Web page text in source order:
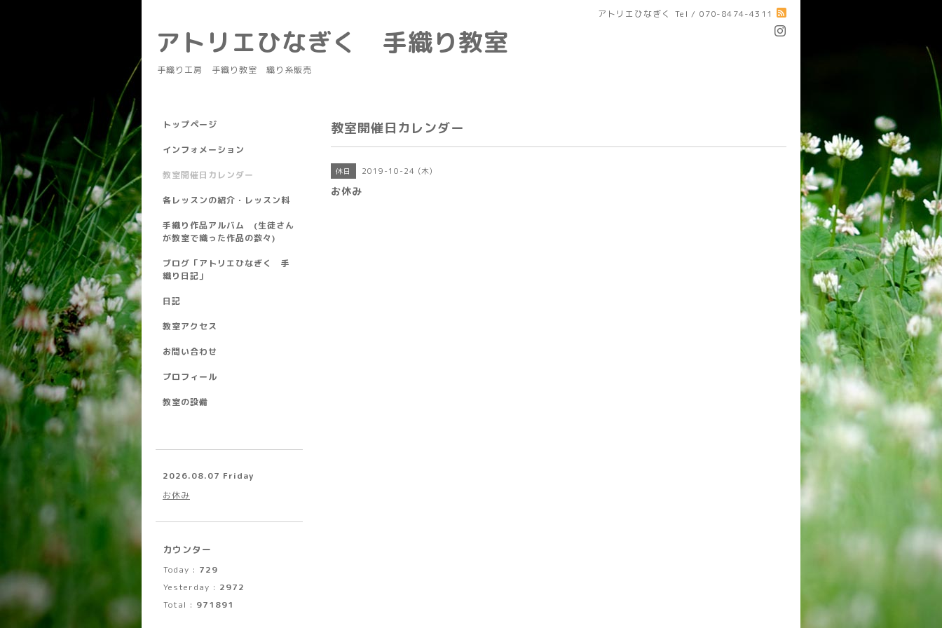
アトリエひなぎく Tel / 070-8474-4311
アトリエひなぎく 手織り教室
手織り工房 手織り教室 織り糸販売
教室開催日カレンダー
休日 2019-10-24 (木)
お休み
トップページ
インフォメーション
教室開催日カレンダー
各レッスンの紹介・レッスン料
手織り作品アルバム (生徒さん
が教室で織った作品の数々)
ブログ「アトリエひなぎく 手
織り日記」
日記
教室アクセス
お問い合わせ
プロフィール
教室の設備
2026.08.07 Friday
お休み
カウンター
Today : 729
Yesterday : 2972
Total : 971891